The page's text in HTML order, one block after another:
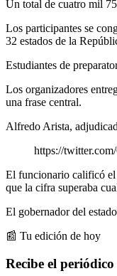
Un total de cuatro mil
Los participantes se
32 estados de la
Estudiantes de
Los organizadores
una frase central.
Alfredo Arista,
https://
El funcionario calificó el
que la cifra superaba
El gobernador del
📰 Tu edición de hoy
Recibe el